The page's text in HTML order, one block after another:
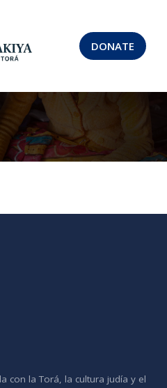
DONATE
con la Torá, la cultura judía y el